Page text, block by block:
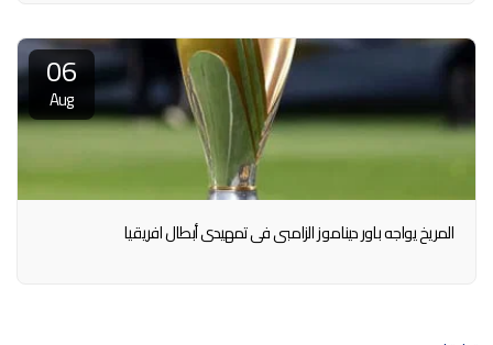
06
Aug
المريخ يواجه باور ديناموز الزامبي في تمهيدي أبطال افريقيا